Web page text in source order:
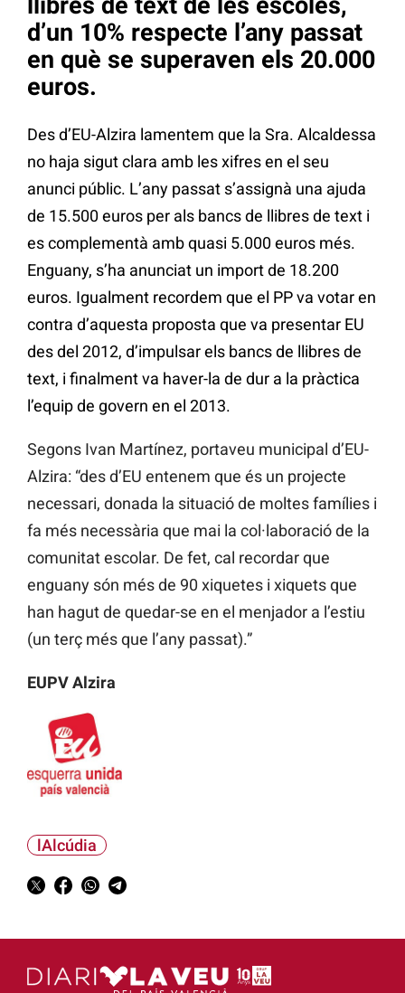
llibres de text de les escoles,
d’un 10% respecte l’any passat
en què se superaven els 20.000
euros.
Des d’EU-Alzira lamentem que la Sra. Alcaldessa
no haja sigut clara amb les xifres en el seu
anunci públic. L’any passat s’assignà una ajuda
de 15.500 euros per als bancs de llibres de text i
es complementà amb quasi 5.000 euros més.
Enguany, s’ha anunciat un import de 18.200
euros. Igualment recordem que el PP va votar en
contra d’aquesta proposta que va presentar EU
des del 2012, d’impulsar els bancs de llibres de
text, i finalment va haver-la de dur a la pràctica
l’equip de govern en el 2013.
Segons Ivan Martínez, portaveu municipal d’EU-
Alzira: “des d’EU entenem que és un projecte
necessari, donada la situació de moltes famílies i
fa més necessària que mai la col·laboració de la
comunitat escolar. De fet, cal recordar que
enguany són més de 90 xiquetes i xiquets que
han hagut de quedar-se en el menjador a l’estiu
(un terç més que l’any passat).”
EUPV Alzira
lAlcúdia